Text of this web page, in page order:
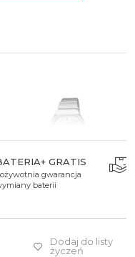
TAK
299 zł
GRATIS
gwarancja
baterii
Dodaj do listy
życzeń